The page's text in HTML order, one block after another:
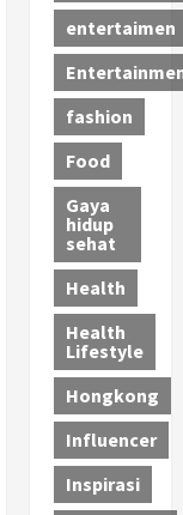
entertaimen
fashion
Food
Gaya
hidup
sehat
Health
Health
Lifestyle
Hongkong
Influencer
Inspirasi